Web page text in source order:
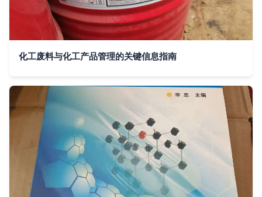
化工废料与化工产品管理的关键信息指南